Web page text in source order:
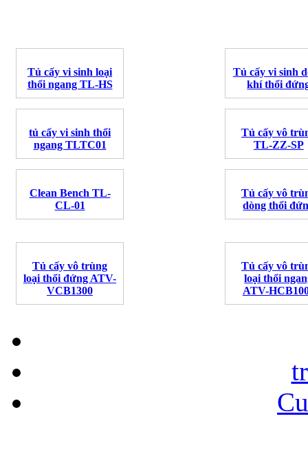
Tủ cấy vi sinh loại
thổi ngang TL-HS
Tủ cấy vi sinh
khí thổi
tủ cấy vi sinh thổi
ngang TLTC01
Tủ cấy vô
TL-ZZ-SP
Clean Bench TL-
CL-01
Tủ cấy vô
dòng thổi
Tủ cấy vô trùng
loại thổi đứng ATV-
VCB1300
Tủ cấy vô
loại thổi
ATV-